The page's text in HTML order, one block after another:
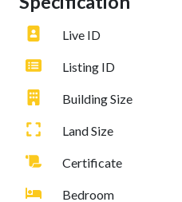
Live ID
Listing ID
Building Size
Land Size
Certificate
Bedroom